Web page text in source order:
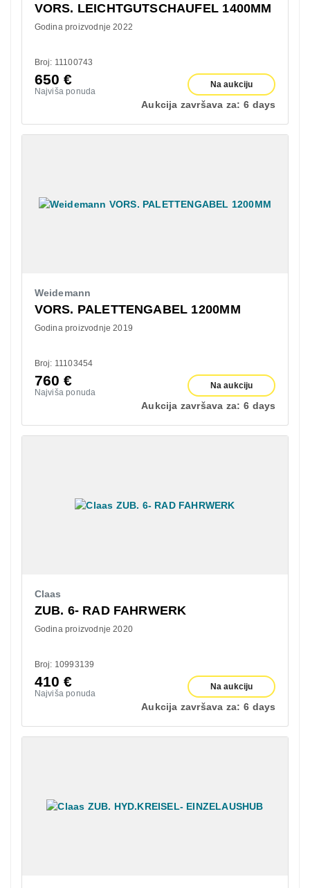
VORS. LEICHTGUTSCHAUFEL 1400MM
Godina proizvodnje 2022
Broj: 11100743
650€
Najviša ponuda
Na aukciju
Aukcija završava za: 6 days
Weidemann
VORS. PALETTENGABEL 1200MM
Godina proizvodnje 2019
Broj: 11103454
760€
Najviša ponuda
Na aukciju
Aukcija završava za: 6 days
Claas
ZUB. 6- RAD FAHRWERK
Godina proizvodnje 2020
Broj: 10993139
410€
Najviša ponuda
Na aukciju
Aukcija završava za: 6 days